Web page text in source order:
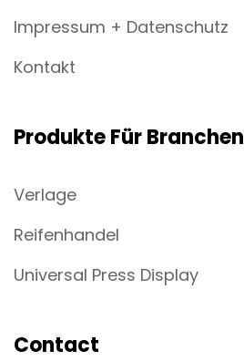
Impressum + Datenschutz
Kontakt
Produkte Für Branchen
Verlage
Reifenhandel
Universal Press Display
Contact